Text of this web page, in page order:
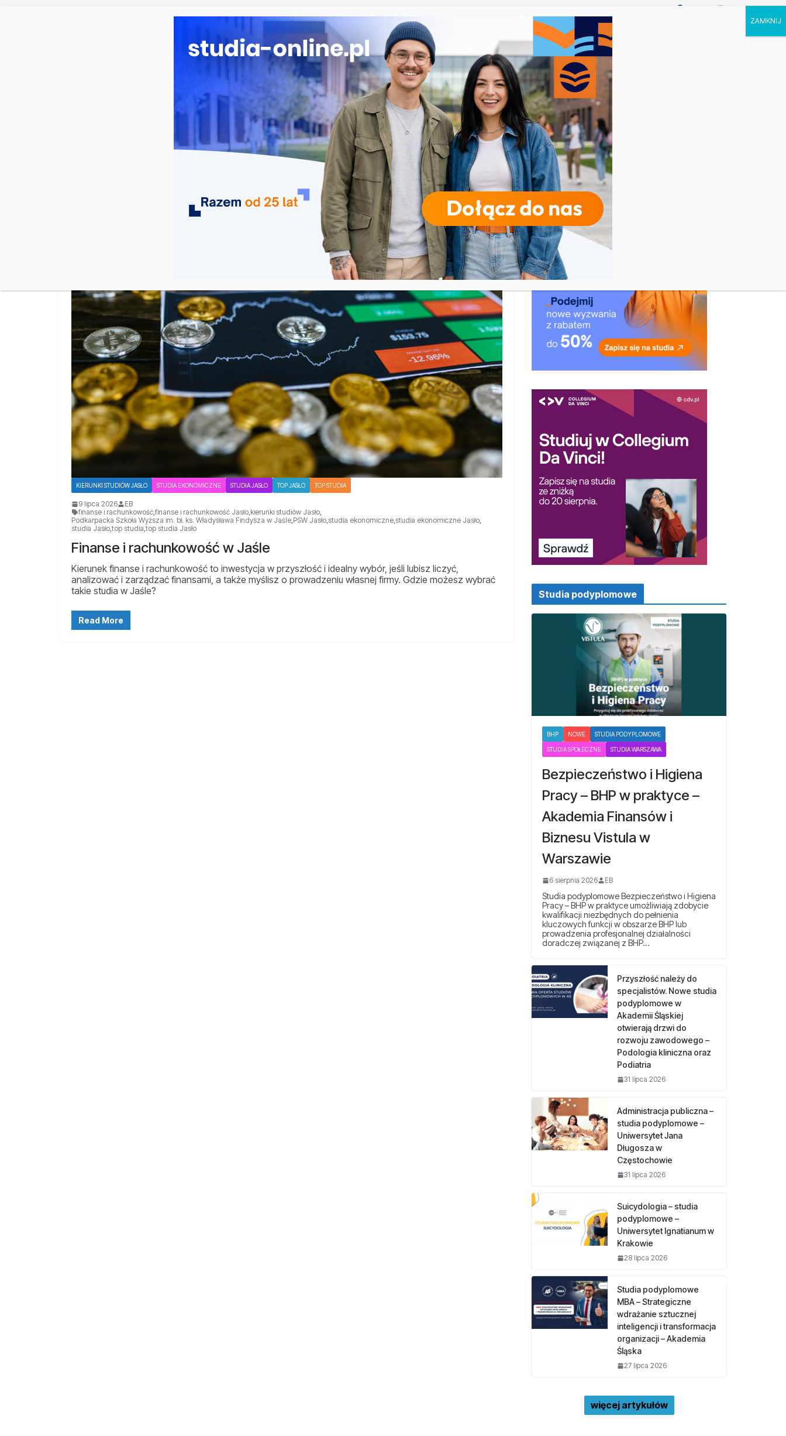
Prawo w Łomży
Pedagogika przedszkolna i wczesnoszkolna w Skierniewicach
Kosmetologia w Opolu
Logistyka – studia inżynierskie na Uniwersytecie Szczecińskim
UCZELNIE KIERUNKI RODZAJE STUDIÓW REKRUTACJA DRZWI OTWARTE TOP STUDIA KALENDARZ
finanse i rachunkowość Jasło
KIERUNKI STUDIÓW JASŁO STUDIA EKONOMICZNE STUDIA JASŁO TOP JASŁO TOP STUDIA
9 lipca 2026
EB
finanse i rachunkowość finanse i rachunkowość Jasło kierunki studiów Jasło
Podkarpacka Szkoła Wyższa im. bł. ks. Władysława Findysza w Jaśle PSW Jasło studia ekonomiczne studia ekonomiczne Jasło
studia Jasło top studia top studia Jasło
Finanse i rachunkowość w Jaśle
Kierunek finanse i rachunkowość to inwestycja w przyszłość i idealny wybór, jeśli lubisz liczyć,
analizować i zarządzać finansami, a także myślisz o prowadzeniu własnej firmy. Gdzie możesz wybrać
takie studia w Jaśle?
Read More
Studia podyplomowe
BHP NOWE STUDIA PODYPLOMOWE
STUDIA SPOŁECZNE STUDIA WARSZAWA
Bezpieczeństwo i Higiena
Pracy – BHP w praktyce –
Akademia Finansów i
Biznesu Vistula w
Warszawie
6 sierpnia 2026 EB
Studia podyplomowe Bezpieczeństwo i Higiena
Pracy – BHP w praktyce umożliwiają zdobycie
kwalifikacji niezbędnych do pełnienia
kluczowych funkcji w obszarze BHP lub
prowadzenia profesjonalnej działalności
doradczej związanej z BHP…
Przyszłość należy do
specjalistów. Nowe studia
podyplomowe w
Akademii Śląskiej
otwierają drzwi do
rozwoju zawodowego –
Podologia kliniczna oraz
Podiatria
31 lipca 2026
Administracja publiczna –
studia podyplomowe –
Uniwersytet Jana
Długosza w
Częstochowie
31 lipca 2026
Suicydologia – studia
podyplomowe –
Uniwersytet Ignatianum w
Krakowie
28 lipca 2026
Studia podyplomowe
MBA – Strategiczne
wdrażanie sztucznej
inteligencji i transformacja
organizacji – Akademia
Śląska
27 lipca 2026
więcej artykułów